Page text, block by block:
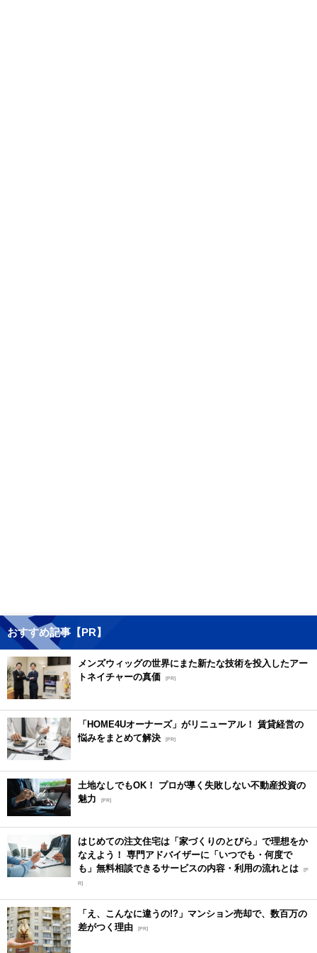
おすすめ記事【PR】
メンズウィッグの世界にまた新たな技術を投入したアー
トネイチャーの真価 [PR]
「HOME4Uオーナーズ」がリニューアル！ 賃貸経営の
悩みをまとめて解決 [PR]
土地なしでもOK！ プロが導く失敗しない不動産投資の
魅力
[PR]
はじめての注文住宅は「家づくりのとびら」で理想をか
なえよう！ 専門アドバイザーに「いつでも・何度で
も」無料相談できるサービスの内容・利用の流れとは [P
R]
「え、こんなに違うの!?」マンション売却で、数百万の
差がつく理由 [PR]